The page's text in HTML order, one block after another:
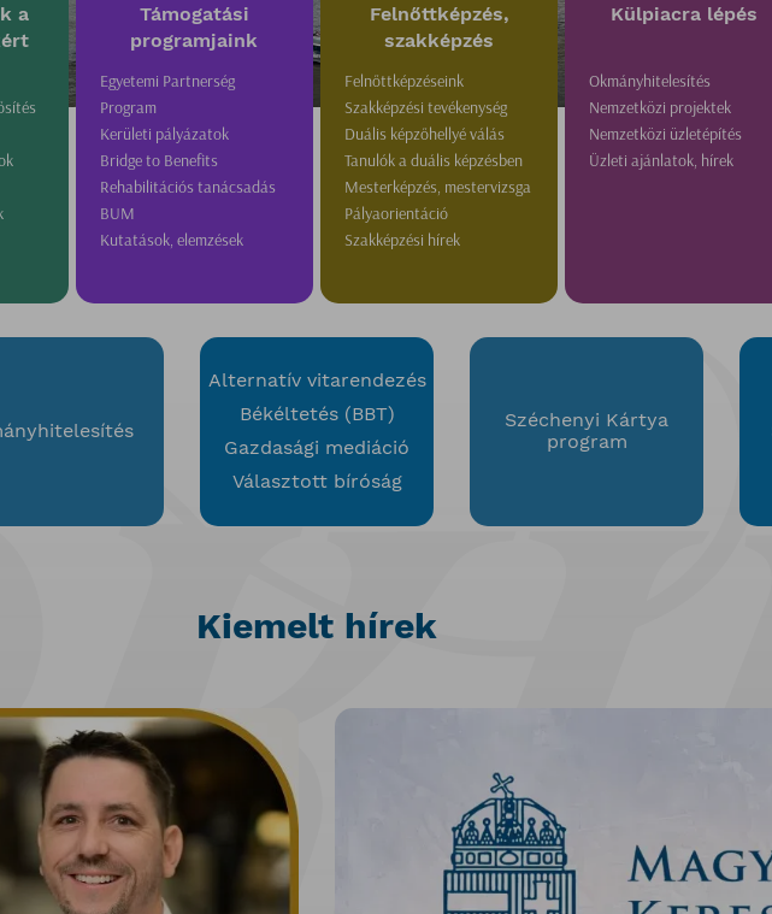
a
Támogatási
programjaink
Egyetemi Partnerség
Program
Kerületi pályázatok
Bridge to Benefits
Rehabilitációs tanácsadás
BUM
Kutatások, elemzések
Felnőttképzés,
szakképzés
Felnőttképzéseink
Szakképzési tevékenység
Duális képzőhellyé válás
Tanulók a duális képzésben
Mesterképzés, mestervizsga
Pályaorientáció
Szakképzési hírek
Külpiacra lépés
Okmányhitelesítés
Nemzetközi projektek
Nemzetközi üzletépítés
Üzleti ajánlatok, hírek
Alternatív vitarendezés
Békéltetés (BBT)
Gazdasági mediáció
Választott bíróság
Széchenyi Kártya
program
Kiemelt hírek